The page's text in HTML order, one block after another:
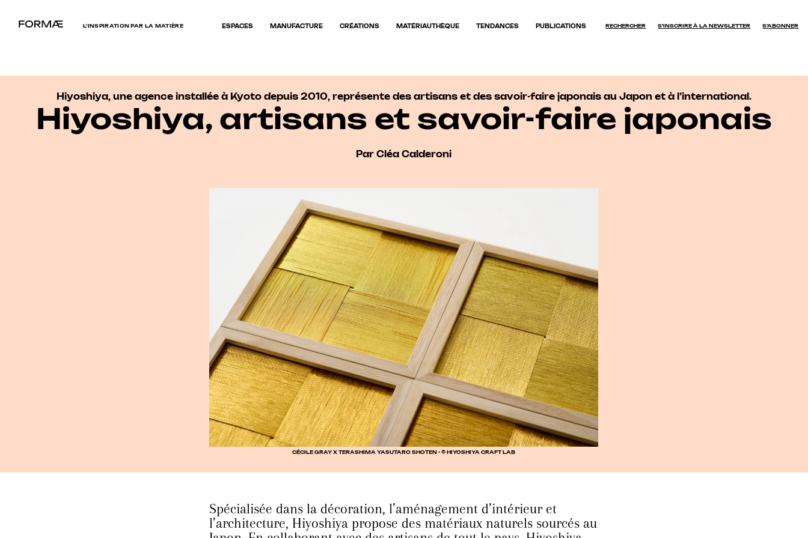
L’INSPIRATION PAR LA MATIÈRE ESPACES MANUFACTURE CRÉATIONS MATÉRIAUTHÈQUE TENDANCES PUBLICATIONS RECHERCHER S'INSCRIRE À LA NEWSLETTER S’ABONNER
Hiyoshiya, une agence installée à Kyoto depuis 2010, représente des artisans et des savoir-faire japonais au Japon et à l’international.
Hiyoshiya, artisans et savoir-faire japonais
Par Cléa Calderoni
CÉCILE GRAY X TERASHIMA YASUTARO SHOTEN • © HIYOSHIYA CRAFT LAB
Spécialisée dans la décoration, l’aménagement d’intérieur et
l’architecture, Hiyoshiya propose des matériaux naturels sourcés au